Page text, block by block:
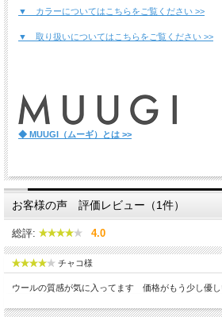
▼ カラーについてはこちらをご覧ください >>
▼ 取り扱いについてはこちらをご覧ください >>
◆ MUUGI（ムーギ）とは >>
お客様の声 評価レビュー（1件）
総評: 4.0
チャコ様
ウールの質感が気に入ってます 価格がもう少し優